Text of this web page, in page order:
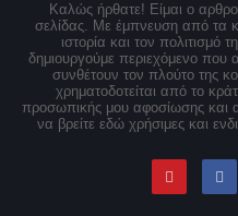
Καλώς ήρθατε! Είμαι ο
σελίδας. Με έμπνευση από τα
ιστορία και τον
δημιουργούμε περιεχόμενο που
συνθέτουν τον πλούτο της
χρηματοδοτείται από το
προσωπικής μου αφοσίωσης και
να βρείτε εδώ χρήσιμες και